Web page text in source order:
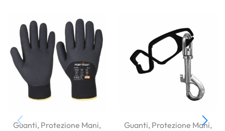
Guanti, Protezione Mani,
Guanti, Protezione Mani,